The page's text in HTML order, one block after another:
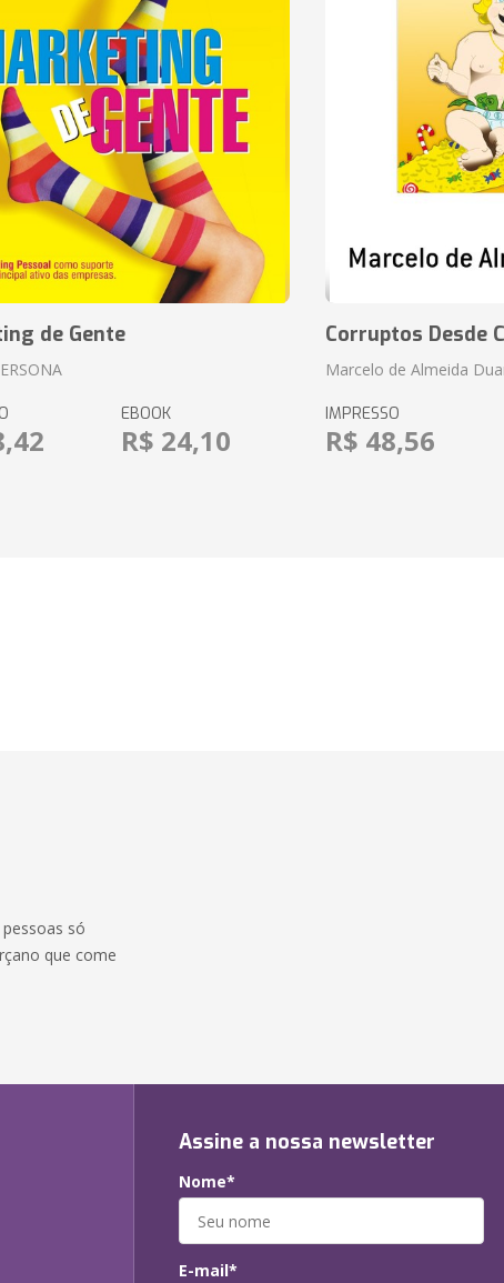
de Gente
EBOOK
R$ 24,10
Corruptos Desde
Marcelo de Almeida
IMPRESSO
R$ 48,56
só
que come
Assine a nossa newsletter
Nome*
E-mail*